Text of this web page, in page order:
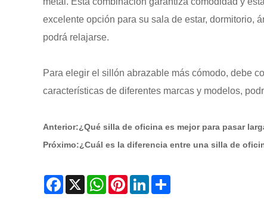
excelente opción para su sala de estar, dormitorio,
podrá relajarse.
Para elegir el sillón abrazable más cómodo, debe
características de diferentes marcas y modelos,
Anterior:¿Qué silla de oficina es mejor para pasar
Próximo:¿Cuál es la diferencia entre una silla de
Facebook
X WhatsAppPinterestLinkedIn